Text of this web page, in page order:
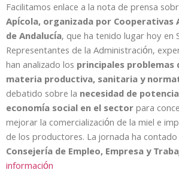
Facilitamos enlace a la nota de prensa
Apícola, organizada por
de Andalucía, que ha tenido lugar hoy en
Representantes de la Administración,
han analizado los principales problemas
materia productiva, sanitaria y
debatido sobre la necesidad de
economía social en el sectorpara
mejorar la comercialización de la miel e
de los productores. La jornada ha contado
Consejería de Empleo, Empresa y
información